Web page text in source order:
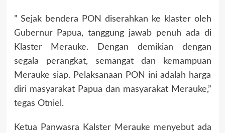
” Sejak bendera PON diserahkan ke klaster oleh
Gubernur Papua, tanggung jawab penuh ada di
Klaster Merauke. Dengan demikian dengan
segala perangkat, semangat dan kemampuan
Merauke siap. Pelaksanaan PON ini adalah harga
diri masyarakat Papua dan masyarakat Merauke,”
tegas Otniel.
Ketua Panwasra Kalster Merauke menyebut ada